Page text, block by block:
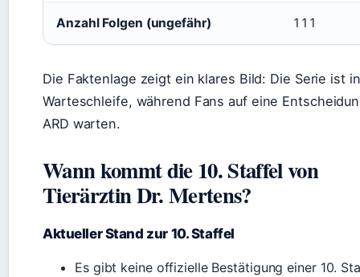
Anzahl Folgen (ungefähr) 111
Die Faktenlage zeigt ein klares Bild: Die Serie ist
Warteschleife, während Fans auf eine
ARD warten.
Wann kommt die 10. Staffel von
Tierärztin Dr. Mertens?
Aktueller Stand zur 10. Staffel
Es gibt keine offizielle Bestätigung einer 10.